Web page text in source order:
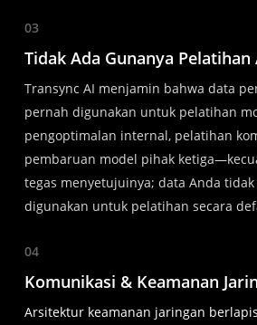
03
Tidak Ada Gunanya Pelatihan
Transync AI menjamin bahwa data
pernah digunakan untuk pelatihan
pengoptimalan internal, pelatihan
pembaruan model pihak
tegas menyetujuinya; data Anda
digunakan untuk pelatihan secara
04
Komunikasi & Keamanan
Arsitektur keamanan jaringan